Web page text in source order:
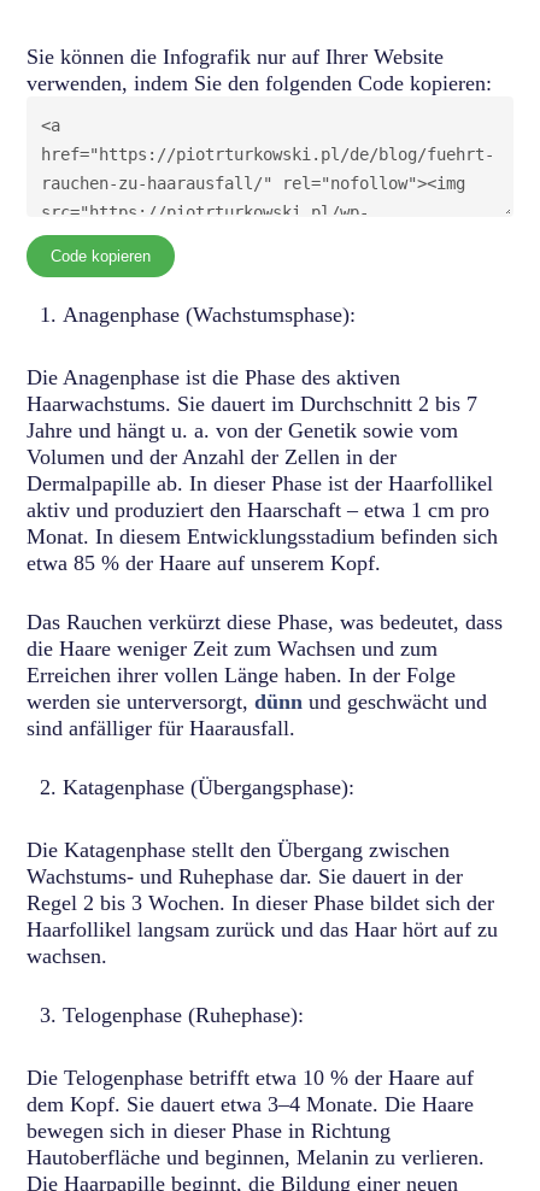
Sie können die Infografik nur auf Ihrer Website
verwenden, indem Sie den folgenden Code kopieren:
Code kopieren
Anagenphase (Wachstumsphase):
Die Anagenphase ist die Phase des aktiven
Haarwachstums. Sie dauert im Durchschnitt 2 bis 7
Jahre und hängt u. a. von der Genetik sowie vom
Volumen und der Anzahl der Zellen in der
Dermalpapille ab. In dieser Phase ist der Haarfollikel
aktiv und produziert den Haarschaft – etwa 1 cm pro
Monat. In diesem Entwicklungsstadium befinden sich
etwa 85 % der Haare auf unserem Kopf.
Das Rauchen verkürzt diese Phase, was bedeutet, dass
die Haare weniger Zeit zum Wachsen und zum
Erreichen ihrer vollen Länge haben. In der Folge
werden sie unterversorgt,dünn und geschwächt und
sind anfälliger für Haarausfall.
Katagenphase (Übergangsphase):
Die Katagenphase stellt den Übergang zwischen
Wachstums- und Ruhephase dar. Sie dauert in der
Regel 2 bis 3 Wochen. In dieser Phase bildet sich der
Haarfollikel langsam zurück und das Haar hört auf zu
wachsen.
Telogenphase (Ruhephase):
Die Telogenphase betrifft etwa 10 % der Haare auf
dem Kopf. Sie dauert etwa 3–4 Monate. Die Haare
bewegen sich in dieser Phase in Richtung
Hautoberfläche und beginnen, Melanin zu verlieren.
Die Haarpapille beginnt, die Bildung einer neuen